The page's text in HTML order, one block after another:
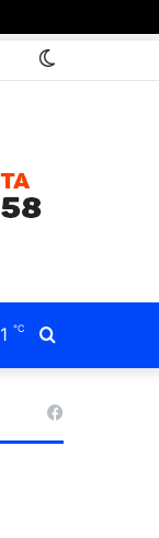
Pátria
Procurar
por
℃